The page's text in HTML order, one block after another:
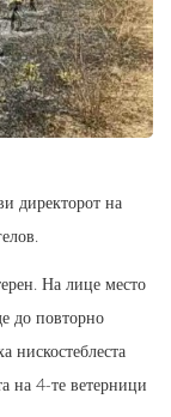
директорот на
На лице место
до повторно
нискостеблеста
на 4-те ветерници